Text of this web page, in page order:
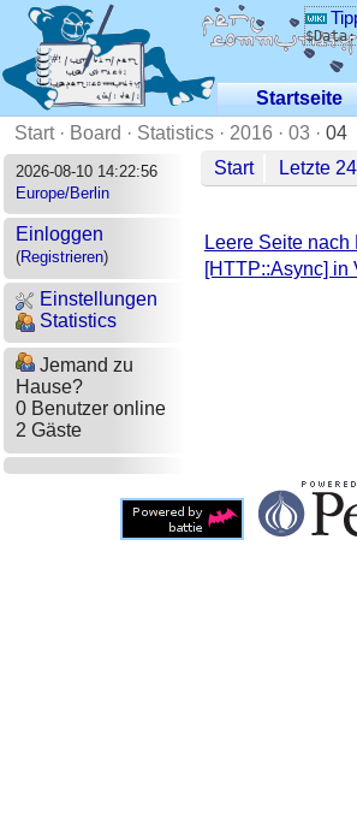
Startseite
Start· Board · Statistics · 2016 · 03 · 04
2026-08-10 14:22:56
Europe/Berlin
Einloggen
(Registrieren)
Einstellungen
Statistics
Jemand zu
Hause?
0 Benutzer online
2 Gäste
Start Letzte
Leere Seite
[HTTP::Async] in